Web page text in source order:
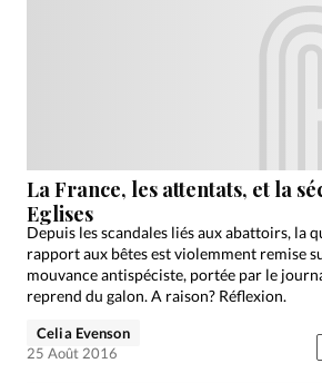
La France, les attentats, et la
Eglises
Depuis les scandales liés aux abattoirs, la
rapport aux bêtes est violemment remise
mouvance antispéciste, portée par le
reprend du galon. A raison? Réflexion.
Celia Evenson
25 Août 2016